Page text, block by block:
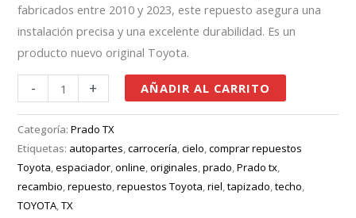
fabricados entre 2010 y 2023, este repuesto asegura una
instalación precisa y una excelente durabilidad. Es un
producto nuevo original Toyota.
- + AÑADIR AL CARRITO
Categoría:Prado TX
Etiquetas: autopartes,carrocería,cielo,comprar repuestos
Toyota,espaciador,online,originales,prado,Prado tx,
recambio,repuesto,repuestos Toyota,riel,tapizado,techo,
TOYOTA,TX